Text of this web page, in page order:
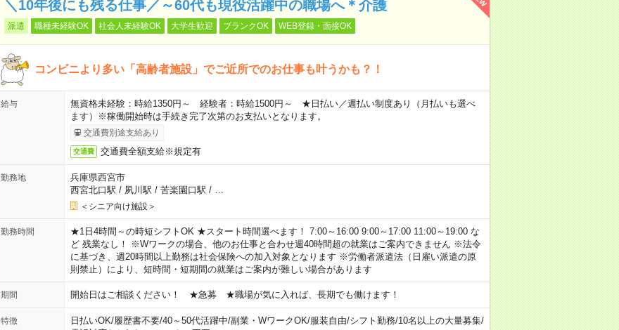
＼10年後にも残る仕事／～60代も現役活躍中の職場へ＊介護
派遣 職種未経験OK 社会人未経験OK 大学生歓迎 ブランクOK WEB登録・面接OK
コンビニより多い「高齢者施設」でご近所でのお仕事も叶うかも？！
給与
無資格未経験：時給1350円～ 経験者：時給1500円～ ★日払い／週払い制度あり（月払いも選べ
ます）※稼働開始時は手続き完了次第のお支払いとなります。
交通費別途支給あり
交通費 交通費全額支給※規定有
勤務地
兵庫県西宮市
西宮北口駅 / 夙川駅 / 苦楽園口駅 /
＜シニア向け施設＞
勤務時間
★1日4時間～の時短シフトOK ★スタート時間選べます！ 7:00～16:00 9:00～17:00 11:00～19:00 な
ど 残業なし！ ※Wワークの場合、他のお仕事と合わせ週40時間超の就業はご案内できません ※法令
に基づき、週20時間以上勤務は社会保険への加入対象となります ※労働者派遣法（日雇い派遣の原
則禁止）により、短時間・短期間の就業はご案内が難しい場合があります
期間 開始日はご相談ください！ ★急募 ★職場が気に入れば、長期でも働けます！
特徴 日払いOK/履歴書不要/40～50代活躍中/副業・WワークOK/服装自由/シフト勤務/10名以上の大量募集/